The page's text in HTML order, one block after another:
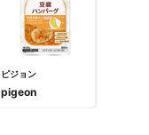
ピジョン
pigeon